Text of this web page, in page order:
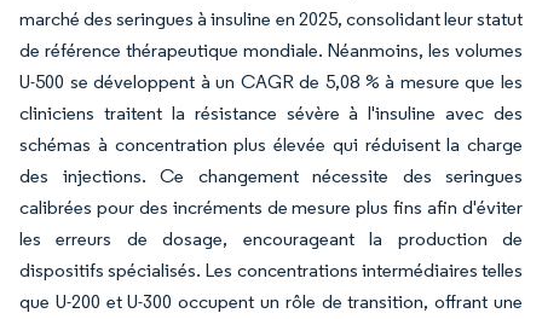
marché des seringues à insuline en 2025, consolidant leur statut
de référence thérapeutique mondiale. Néanmoins, les volumes
U-500 se développent à un CAGR de 5,08 % à mesure que les
cliniciens traitent la résistance sévère à l'insuline avec des
schémas à concentration plus élevée qui réduisent la charge
des injections. Ce changement nécessite des seringues
calibrées pour des incréments de mesure plus fins afin d'éviter
les erreurs de dosage, encourageant la production de
dispositifs spécialisés. Les concentrations intermédiaires telles
que U-200 et U-300 occupent un rôle de transition, offrant une